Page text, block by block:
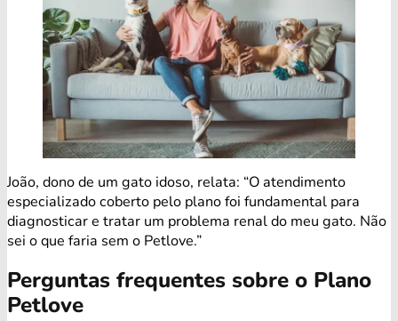
João, dono de um gato idoso, relata: “O atendimento
especializado coberto pelo plano foi fundamental para
diagnosticar e tratar um problema renal do meu gato. Não
sei o que faria sem o Petlove.”
Perguntas frequentes sobre o Plano
Petlove